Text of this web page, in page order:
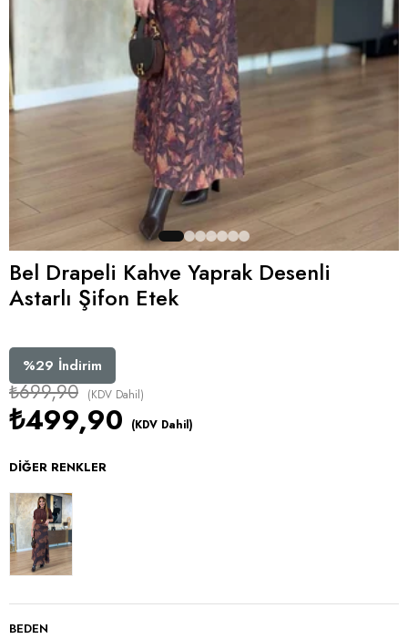
Bel Drapeli Kahve Yaprak Desenli
Astarlı Şifon Etek
%29 İndirim
₺699,90 (KDV Dahil)
₺499,90 (KDV Dahil)
DIĞER RENKLER
BEDEN